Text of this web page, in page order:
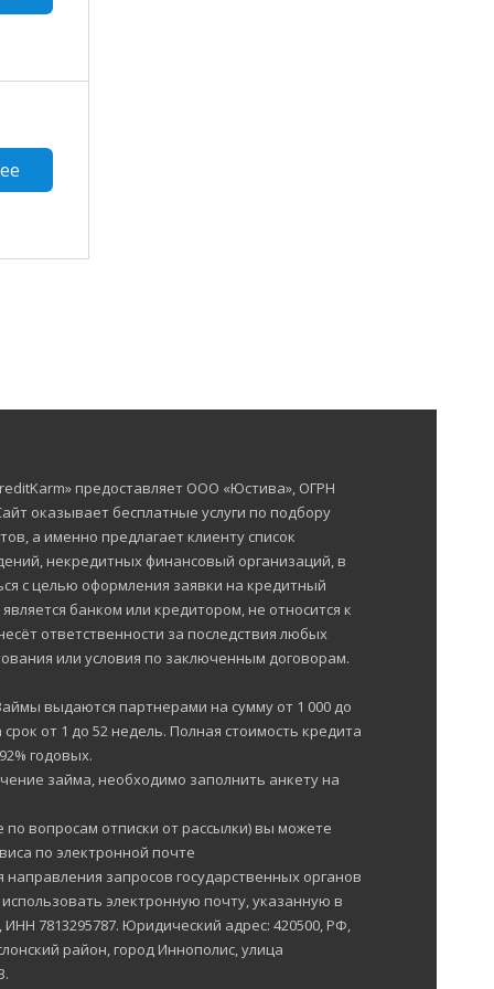
предоставляет ООО «Юстива», ОГРН
оказывает бесплатные услуги по подбору
а именно предлагает клиенту список
некредитных финансовый организаций, в
с целью оформления заявки на кредитный
банком или кредитором, не относится к
ответственности за последствия любых
или условия по заключенным договорам.
выдаются партнерами на сумму от 1 000 до
от 1 до 52 недель. Полная стоимость кредита
годовых.
займа, необходимо заполнить анкету на
вопросам отписки от рассылки) вы можете
по электронной почте
запросов государственных органов
электронную почту, указанную в
7813295787. Юридический адрес: 420500, РФ,
район, город Иннополис, улица